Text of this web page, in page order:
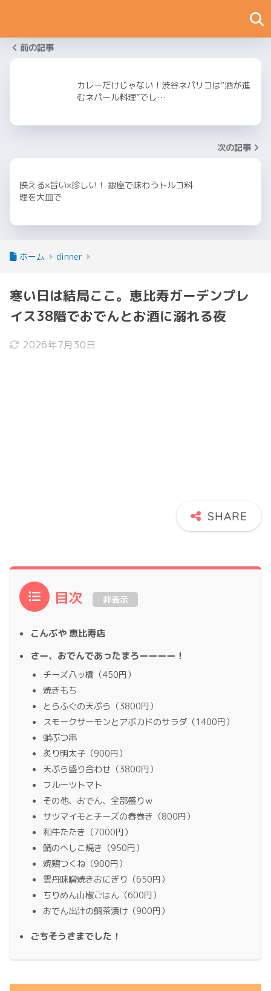
前の記事
カレーだけじゃない！渋谷ネパリコは“酒が進
むネパール料理”でし…
次の記事
映える×旨い×珍しい！ 銀座で味わうトルコ料
理を大皿で
ホーム dinner
寒い日は結局ここ。恵比寿ガーデンプレ
イス38階でおでんとお酒に溺れる夜
2026年7月30日
目次 非表示
こんぶや 恵比寿店
さー、おでんであったまろーーーー！
チーズ八ッ橋（450円）
焼きもち
とらふぐの天ぷら（3800円）
スモークサーモンとアボカドのサラダ（1400円）
蛸ぶつ串
炙り明太子（900円）
天ぷら盛り合わせ（3800円）
フルーツトマト
その他、おでん、全部盛りｗ
サツマイモとチーズの春巻き（800円）
和牛たたき（7000円）
鯖のへしこ焼き（950円）
焼鶏つくね（900円）
雲丹味噌焼きおにぎり（650円）
ちりめん山椒ごはん（600円）
おでん出汁の鯛茶漬け（900円）
ごちそうさまでした！